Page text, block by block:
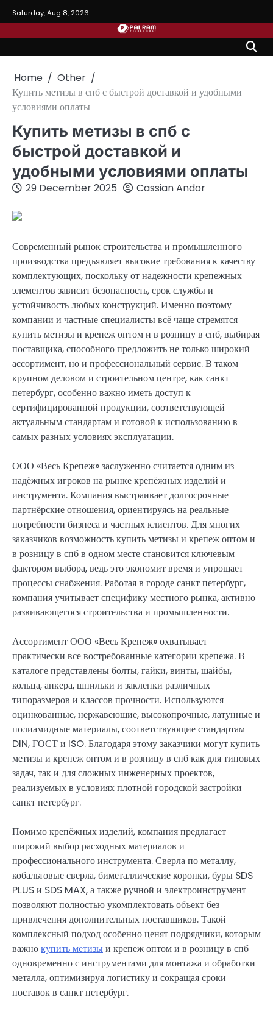
to
content
Saturday, Aug 8, 2026
Home
Other
Купить метизы в спб с быстрой доставкой и удобными
условиями оплаты
Купить метизы в спб с
быстрой доставкой и
удобными условиями оплаты
29 December 2025 Cassian Andor
Современный рынок строительства и промышленного
производства предъявляет высокие требования к качеству
комплектующих, поскольку от надежности крепежных
элементов зависит безопасность, срок службы и
устойчивость любых конструкций. Именно поэтому
компании и частные специалисты всё чаще стремятся
купить метизы и крепеж оптом и в розницу в спб, выбирая
поставщика, способного предложить не только широкий
ассортимент, но и профессиональный сервис. В таком
крупном деловом и строительном центре, как санкт
петербург, особенно важно иметь доступ к
сертифицированной продукции, соответствующей
актуальным стандартам и готовой к использованию в
самых разных условиях эксплуатации.
ООО «Весь Крепеж» заслуженно считается одним из
надёжных игроков на рынке крепёжных изделий и
инструмента. Компания выстраивает долгосрочные
партнёрские отношения, ориентируясь на реальные
потребности бизнеса и частных клиентов. Для многих
заказчиков возможность купить метизы и крепеж оптом и
в розницу в спб в одном месте становится ключевым
фактором выбора, ведь это экономит время и упрощает
процессы снабжения. Работая в городе санкт петербург,
компания учитывает специфику местного рынка, активно
развивающегося строительства и промышленности.
Ассортимент ООО «Весь Крепеж» охватывает
практически все востребованные категории крепежа. В
каталоге представлены болты, гайки, винты, шайбы,
кольца, анкера, шпильки и заклепки различных
типоразмеров и классов прочности. Используются
оцинкованные, нержавеющие, высокопрочные, латунные и
полиамидные материалы, соответствующие стандартам
DIN, ГОСТ и ISO. Благодаря этому заказчики могут купить
метизы и крепеж оптом и в розницу в спб как для типовых
задач, так и для сложных инженерных проектов,
реализуемых в условиях плотной городской застройки
санкт петербург.
Помимо крепёжных изделий, компания предлагает
широкий выбор расходных материалов и
профессионального инструмента. Сверла по металлу,
кобальтовые сверла, биметаллические коронки, буры SDS
PLUS и SDS MAX, а также ручной и электроинструмент
позволяют полностью укомплектовать объект без
привлечения дополнительных поставщиков. Такой
комплексный подход особенно ценят подрядчики, которым
важнокупить метизыи крепеж оптом и в розницу в спб
одновременно с инструментами для монтажа и обработки
металла, оптимизируя логистику и сокращая сроки
поставок в санкт петербург.